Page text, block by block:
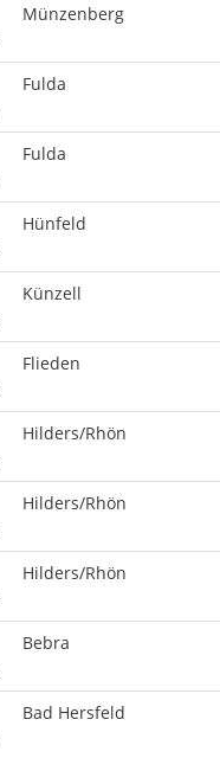
Münzenberg
Fulda
Fulda
Hünfeld
Künzell
Flieden
Hilders/Rhön
Hilders/Rhön
Hilders/Rhön
Bebra
Bad Hersfeld